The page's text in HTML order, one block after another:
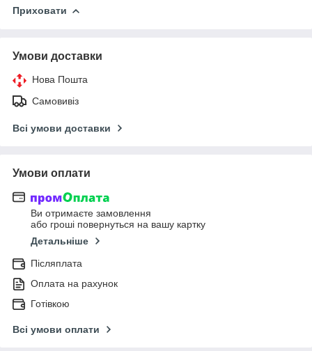
Приховати
Умови доставки
Нова Пошта
Самовивіз
Всі умови доставки
Умови оплати
Ви отримаєте замовлення
або гроші повернуться на вашу картку
Детальніше
Післяплата
Оплата на рахунок
Готівкою
Всі умови оплати